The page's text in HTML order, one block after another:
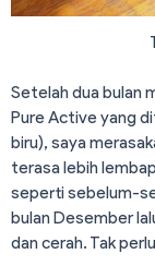
Setelah dua bulan
Pure Active yang
biru), saya
terasa lebih
seperti sebelum-
bulan Desember
dan cerah. Tak